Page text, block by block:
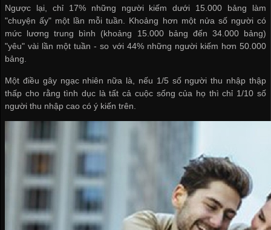
Ngược lại, chỉ 17% những người kiếm dưới 15.000 bảng làm
"chuyện ấy" một lần mỗi tuần. Khoảng hơn một nửa số người có
mức lương trung bình (khoảng 15.000 bảng đến 34.000 bảng)
"yêu" vài lần một tuần - so với 44% những người kiếm hơn 50.000
bảng.
Một điều gây ngạc nhiên nữa là, nếu 1/5 số người thu nhập thập
thấp cho rằng tình dục là tất cả cuộc sống của họ thì chỉ 1/10 số
người thu nhập cao có ý kiến trên.